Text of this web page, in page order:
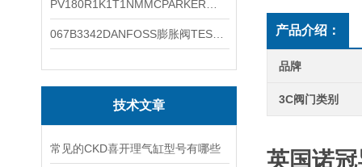
技术文章
常见的CKD喜开理气缸型号有哪些
产品介绍：
品牌
3C阀门类别
英国诺